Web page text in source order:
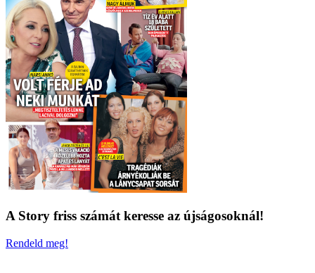
A Story friss számát keresse az újságosoknál!
Rendeld meg!